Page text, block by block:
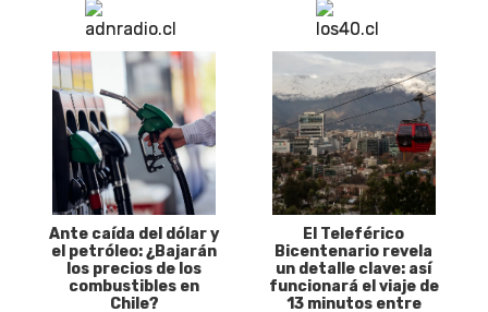
Ante caída del dólar y
el petróleo: ¿Bajarán
los precios de los
combustibles en
Chile?
El Teleférico
Bicentenario revela
un detalle clave: así
funcionará el viaje de
13 minutos entre